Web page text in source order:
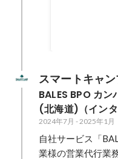
英語にふれる
後輩のために
立ち上げ、勉
籍の人を招い
話交流会等の
た。
スマートキャ
BALES BPO カ
(北海道)（インタ
2024年7月 -2025年1月
自社サービス「
業様の営業代行業